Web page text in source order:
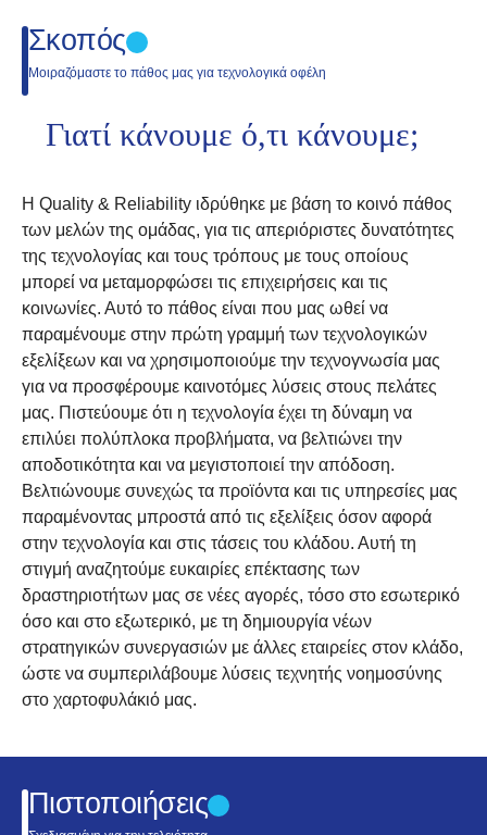
Σκοπός
Μοιραζόμαστε το πάθος μας για τεχνολογικά οφέλη
Γιατί κάνουμε ό,τι κάνουμε;
Η Quality & Reliability ιδρύθηκε με βάση το κοινό πάθος
των μελών της ομάδας, για τις απεριόριστες δυνατότητες
της τεχνολογίας και τους τρόπους με τους οποίους
μπορεί να μεταμορφώσει τις επιχειρήσεις και τις
κοινωνίες. Αυτό το πάθος είναι που μας ωθεί να
παραμένουμε στην πρώτη γραμμή των τεχνολογικών
εξελίξεων και να χρησιμοποιούμε την τεχνογνωσία μας
για να προσφέρουμε καινοτόμες λύσεις στους πελάτες
μας. Πιστεύουμε ότι η τεχνολογία έχει τη δύναμη να
επιλύει πολύπλοκα προβλήματα, να βελτιώνει την
αποδοτικότητα και να μεγιστοποιεί την απόδοση.
Βελτιώνουμε συνεχώς τα προϊόντα και τις υπηρεσίες μας
παραμένοντας μπροστά από τις εξελίξεις όσον αφορά
στην τεχνολογία και στις τάσεις του κλάδου. Αυτή τη
στιγμή αναζητούμε ευκαιρίες επέκτασης των
δραστηριοτήτων μας σε νέες αγορές, τόσο στο εσωτερικό
όσο και στο εξωτερικό, με τη δημιουργία νέων
στρατηγικών συνεργασιών με άλλες εταιρείες στον κλάδο,
ώστε να συμπεριλάβουμε λύσεις τεχνητής νοημοσύνης
στο χαρτοφυλάκιό μας.
Πιστοποιήσεις